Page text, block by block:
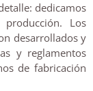
dedicamos
Los
desarrollados y
y reglamentos
de fabricación